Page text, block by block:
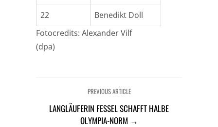
22
Benedikt Doll
Fotocredits: Alexander Vilf
(dpa)
PREVIOUS ARTICLE
LANGLÄUFERIN FESSEL SCHAFFT HALBE
OLYMPIA-NORM →